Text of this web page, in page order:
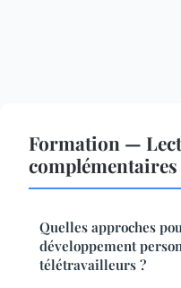
Formation —
complémentaires
Quelles approches
développement
télétravailleurs ?